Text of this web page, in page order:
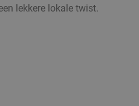
lekkere lokale twist.